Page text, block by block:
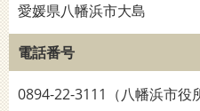
愛媛県八幡浜市大島
電話番号
0894-22-3111（八幡浜市役